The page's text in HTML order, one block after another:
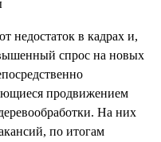
недостаток в кадрах и,
спрос на новых
продвижением
На них
по итогам